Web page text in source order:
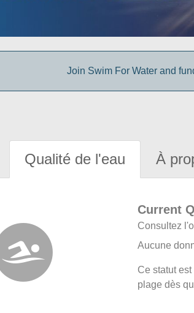
Join Swim For Water and
Qualité de l'eau À
Current
Consultez
Aucune
Ce statut
plage dès